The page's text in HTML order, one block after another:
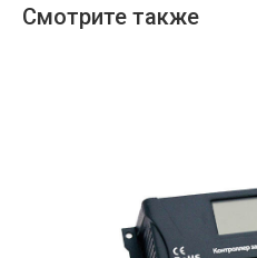
Смотрите также